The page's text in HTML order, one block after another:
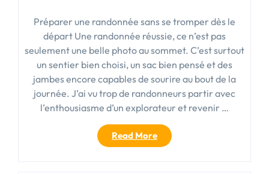
Préparer une randonnée sans se tromper dès le
départ Une randonnée réussie, ce n’est pas
seulement une belle photo au sommet. C’est surtout
un sentier bien choisi, un sac bien pensé et des
jambes encore capables de sourire au bout de la
journée. J’ai vu trop de randonneurs partir avec
l’enthousiasme d’un explorateur et revenir …
Read More« Blog
randonneur